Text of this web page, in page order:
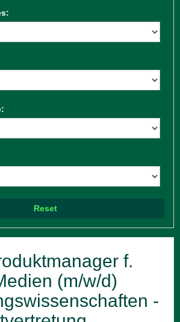
:
:
Reset
f.
(m/w/d)
-